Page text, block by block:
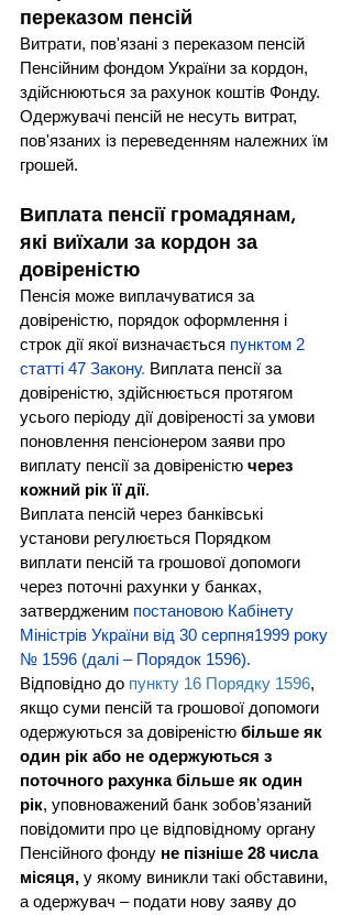
переказом пенсій
Витрати, пов'язані з переказом пенсій
Пенсійним фондом України за кордон,
здійснюються за рахунок коштів Фонду.
Одержувачі пенсій не несуть витрат,
пов'язаних із переведенням належних їм
грошей.
Виплата пенсії громадянам,
які виїхали за кордон за
довіреністю
Пенсія може виплачуватися за
довіреністю, порядок оформлення і
строк дії якої визначається пунктом 2
статті 47 Закону. Виплата пенсії за
довіреністю, здійснюється протягом
усього періоду дії довіреності за умови
поновлення пенсіонером заяви про
виплату пенсії за довіреністю через
кожний рік її дії.
Виплата пенсій через банківські
установи регулюється Порядком
виплати пенсій та грошової допомоги
через поточні рахунки у банках,
затвердженим постановою Кабінету
Міністрів України від 30 серпня1999 року
№ 1596 (далі – Порядок 1596).
Відповідно до пункту 16 Порядку 1596,
якщо суми пенсій та грошової допомоги
одержуються за довіреністю більше як
один рік або не одержуються з
поточного рахунка більше як один
рік, уповноважений банк зобов’язаний
повідомити про це відповідному органу
Пенсійного фонду не пізніше 28 числа
місяця, у якому виникли такі обставини,
а одержувач – подати нову заяву до